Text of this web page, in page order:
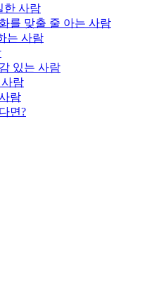
한 사람
를 맞출 줄 아는 사람
는 사람
있는 사람
람
람
면?